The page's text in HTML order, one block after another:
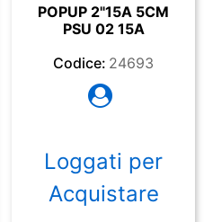
POPUP 2"15A 5CM
PSU 02 15A
Codice: 24693
Loggati per
Acquistare